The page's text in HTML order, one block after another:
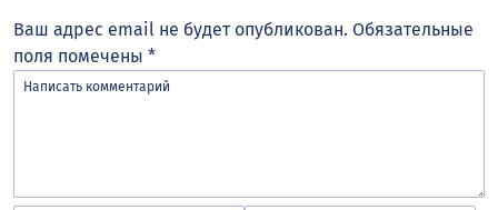
Ваш адрес email не будет опубликован. Обязательные
поля помечены *